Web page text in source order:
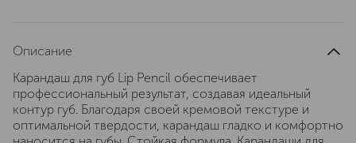
Описание
Карандаш для губ Lip Pencil обеспечивает
профессиональный результат, создавая идеальный
контур губ. Благодаря своей кремовой текстуре и
оптимальной твердости, карандаш гладко и комфортно